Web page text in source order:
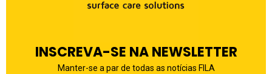
INSCREVA-SE NA NEWSLETTER
Manter-se a par de todas as notícias FILA